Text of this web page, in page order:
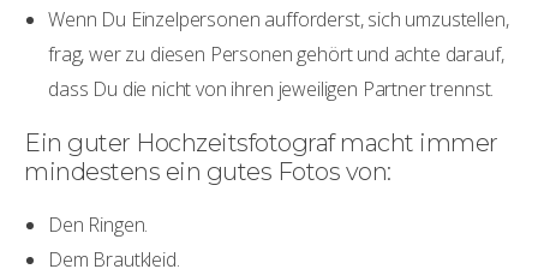
Wenn Du Einzelpersonen aufforderst, sich umzustellen,
frag, wer zu diesen Personen gehört und achte darauf,
dass Du die nicht von ihren jeweiligen Partner trennst.
Ein guter Hochzeitsfotograf macht immer
mindestens ein gutes Fotos von:
Den Ringen.
Dem Brautkleid.